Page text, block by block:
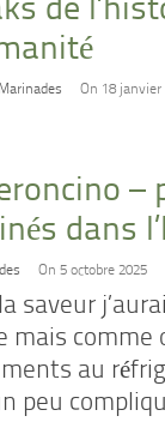
de
Marinades On 18 janvier
–
dans
On 5 octobre 2025
saveur
mais
au
peu